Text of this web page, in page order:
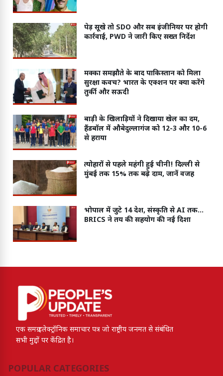
पेड़ सूखे तो SDO और सब इंजीनियर पर होगी
कार्रवाई, PWD ने जारी किए सख्त निर्देश
मक्का समझौते के बाद पाकिस्तान को मिला
सुरक्षा कवच? भारत के एक्शन पर क्या करेंगे
तुर्की और सऊदी
बाड़ी के खिलाड़ियों ने दिखाया खेल का दम,
हैंडबॉल में औबेदुल्लागंज को 12-3 और 10-6
से हराया
त्योहारों से पहले महंगी हुई चीनी! दिल्ली से
मुंबई तक 15% तक बढ़े दाम, जानें वजह
भोपाल में जुटे 14 देश, संस्कृति से AI तक…
BRICS ने तय की सहयोग की नई दिशा
एक समग्र इलेक्ट्रॉनिक समाचार पत्र जो राष्ट्रीय जनमत से संबंधित
सभी मुद्दों पर केंद्रित है।
POPULAR CATEGORIES